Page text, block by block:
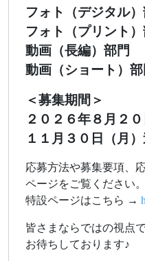
フォト（デジタル）
フォト（プリント）
動画（長編）部門
動画（ショート）部
＜募集期間＞
２０２６年８月２
１１月３０日（月
応募方法や募集要項、
ページをご覧ください。
特設ページはこちら →
皆さまならではの視点
お待ちしております♪